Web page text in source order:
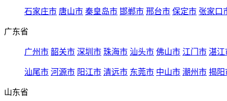
石家庄市 唐山市 秦皇岛市 邯郸市 邢台市 保定市 张家口
广东省
广州市 韶关市 深圳市 珠海市 汕头市 佛山市 江门市 湛江
汕尾市 河源市 阳江市 清远市 东莞市 中山市 潮州市 揭阳
山东省